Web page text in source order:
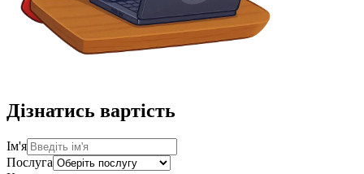
Дізнатись вартість
Ім'я
Послуга